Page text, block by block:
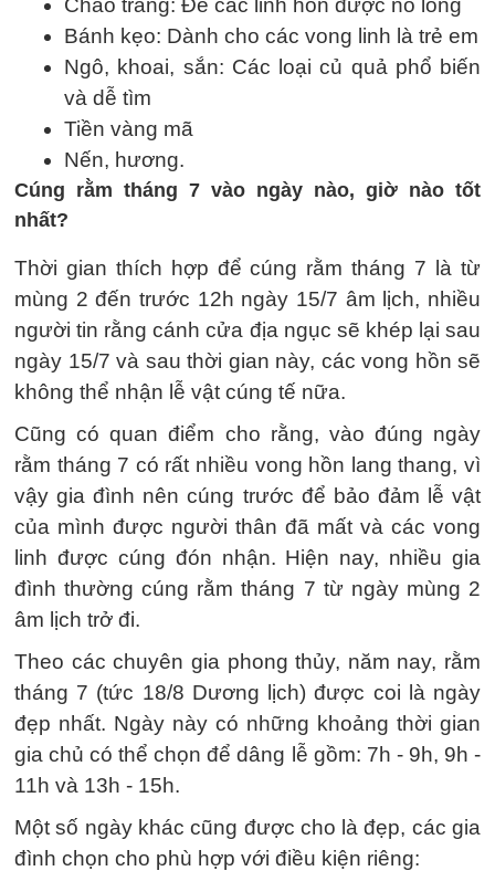
Cháo trắng: Để các linh hồn được no lòng
Bánh kẹo: Dành cho các vong linh là trẻ em
Ngô, khoai, sắn: Các loại củ quả phổ biến
và dễ tìm
Tiền vàng mã
Nến, hương.
Cúng rằm tháng 7 vào ngày nào, giờ nào tốt
nhất?
Thời gian thích hợp để cúng rằm tháng 7 là từ
mùng 2 đến trước 12h ngày 15/7 âm lịch, nhiều
người tin rằng cánh cửa địa ngục sẽ khép lại sau
ngày 15/7 và sau thời gian này, các vong hồn sẽ
không thể nhận lễ vật cúng tế nữa.
Cũng có quan điểm cho rằng, vào đúng ngày
rằm tháng 7 có rất nhiều vong hồn lang thang, vì
vậy gia đình nên cúng trước để bảo đảm lễ vật
của mình được người thân đã mất và các vong
linh được cúng đón nhận. Hiện nay, nhiều gia
đình thường cúng rằm tháng 7 từ ngày mùng 2
âm lịch trở đi.
Theo các chuyên gia phong thủy, năm nay, rằm
tháng 7 (tức 18/8 Dương lịch) được coi là ngày
đẹp nhất. Ngày này có những khoảng thời gian
gia chủ có thể chọn để dâng lễ gồm: 7h - 9h, 9h -
11h và 13h - 15h.
Một số ngày khác cũng được cho là đẹp, các gia
đình chọn cho phù hợp với điều kiện riêng: